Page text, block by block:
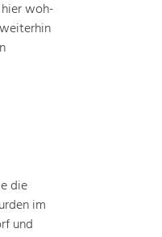
hier woh­
die
im
und